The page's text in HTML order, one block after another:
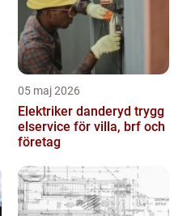
05 maj 2026
Elektriker danderyd trygg
elservice för villa, brf och
företag